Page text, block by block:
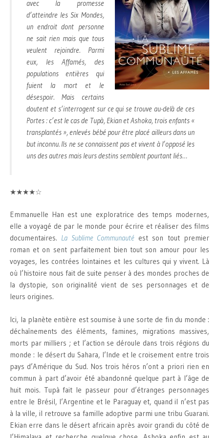
avec la promesse
d’atteindre les Six Mondes,
un endroit dont personne
ne sait rien mais que tous
veulent rejoindre. Parmi
eux, les Affamés, des
populations entières qui
fuient la mort et le
désespoir. Mais certains
doutent et s’interrogent sur ce qui se trouve au-delà de ces
Portes : c’est le cas de Tupà, Ekian et Ashoka, trois enfants «
transplantés », enlevés bébé pour être placé ailleurs dans un
but inconnu. Ils ne se connaissent pas et vivent à l’opposé les
uns des autres mais leurs destins semblent pourtant liés…
★★★★☆
Emmanuelle Han est une exploratrice des temps modernes,
elle a voyagé de par le monde pour écrire et réaliser des films
documentaires. La Sublime Communautéest son tout premier
roman et on sent parfaitement bien tout son amour pour les
voyages, les contrées lointaines et les cultures qui y vivent. Là
où l’histoire nous fait de suite penser à des mondes proches de
la dystopie, son originalité vient de ses personnages et de
leurs origines.
Ici, la planète entière est soumise à une sorte de fin du monde :
déchaînements des éléments, famines, migrations massives,
morts par milliers ; et l’action se déroule dans trois régions du
monde : le désert du Sahara, l’Inde et le croisement entre trois
pays d’Amérique du Sud. Nos trois héros n’ont a priori rien en
commun à part d’avoir été abandonné quelque part à l’âge de
huit mois. Tupà fait le passeur pour d’étranges personnages
entre le Brésil, l’Argentine et le Paraguay et, quand il n’est pas
à la ville, il retrouve sa famille adoptive parmi une tribu Guarani.
Ekian erre dans le désert africain après avoir grandi du côté de